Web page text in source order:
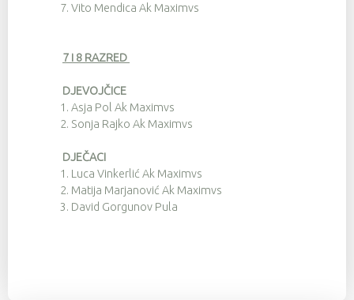
7. Vito Mendica Ak Maximvs
7 i 8 RAZRED
DJEVOJČICE
1. Asja Pol Ak Maximvs
2. Sonja Rajko Ak Maximvs
DJEČACI
1. Luca Vinkerlić Ak Maximvs
2. Matija Marjanović Ak Maximvs
3. David Gorgunov Pula